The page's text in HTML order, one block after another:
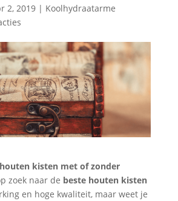
2, 2019| Koolhydraatarme
kisten met of zonder
zoek naar de beste houten kisten
en hoge kwaliteit, maar weet je